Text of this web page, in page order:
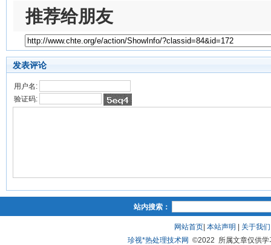
推荐给朋友
发表评论
用户名:
验证码:
站内搜索：
网站首页| 本站声明 关于我们
珍视*热处理技术网 ©2022 所属文章仅供学